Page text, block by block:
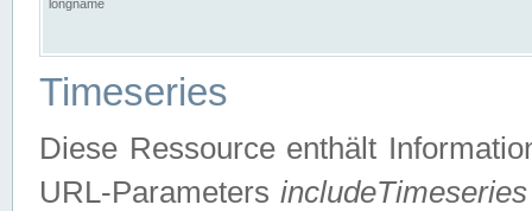
longname
Timeseries
Diese Ressource enthält
URL-ParametersincludeTimeseries